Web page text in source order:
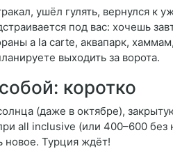
ушёл гулять, вернулся к
под вас: хочешь
a la carte, аквапарк,
выходить за ворота.
коротко
(даже в октябре),
all inclusive (или 400–600
новое. Турция ждёт!